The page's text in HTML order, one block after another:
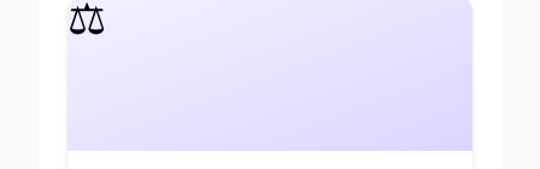
⚖️